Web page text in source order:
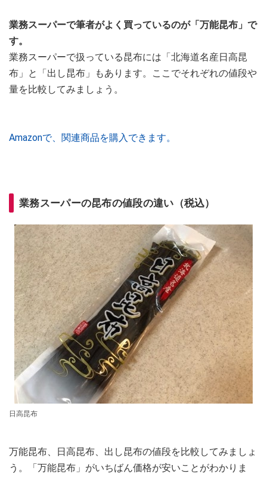
業務スーパーで筆者がよく買っているのが「万能昆布」で
す。
業務スーパーで扱っている昆布には「北海道名産日高昆
布」と「出し昆布」もあります。ここでそれぞれの値段や
量を比較してみましょう。
Amazonで、関連商品を購入できます。
業務スーパーの昆布の値段の違い（税込）
日高昆布
万能昆布、日高昆布、出し昆布の値段を比較してみましょ
う。「万能昆布」がいちばん価格が安いことがわかりま